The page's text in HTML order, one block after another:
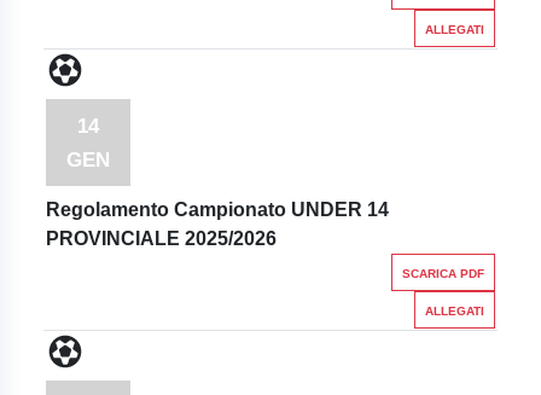
ALLEGATI
14
GEN
Regolamento Campionato UNDER 14
PROVINCIALE 2025/2026
SCARICA PDF
ALLEGATI